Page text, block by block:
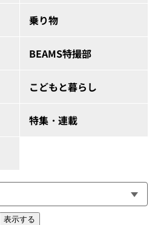
乗り物
BEAMS特撮部
こどもと暮らし
特集・連載
表示する